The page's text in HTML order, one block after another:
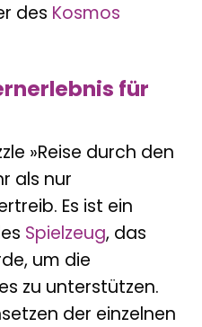
des Kosmos
für
»Reise durch den
als nur
Es ist ein
Spielzeug, das
um die
zu unterstützen.
der einzelnen